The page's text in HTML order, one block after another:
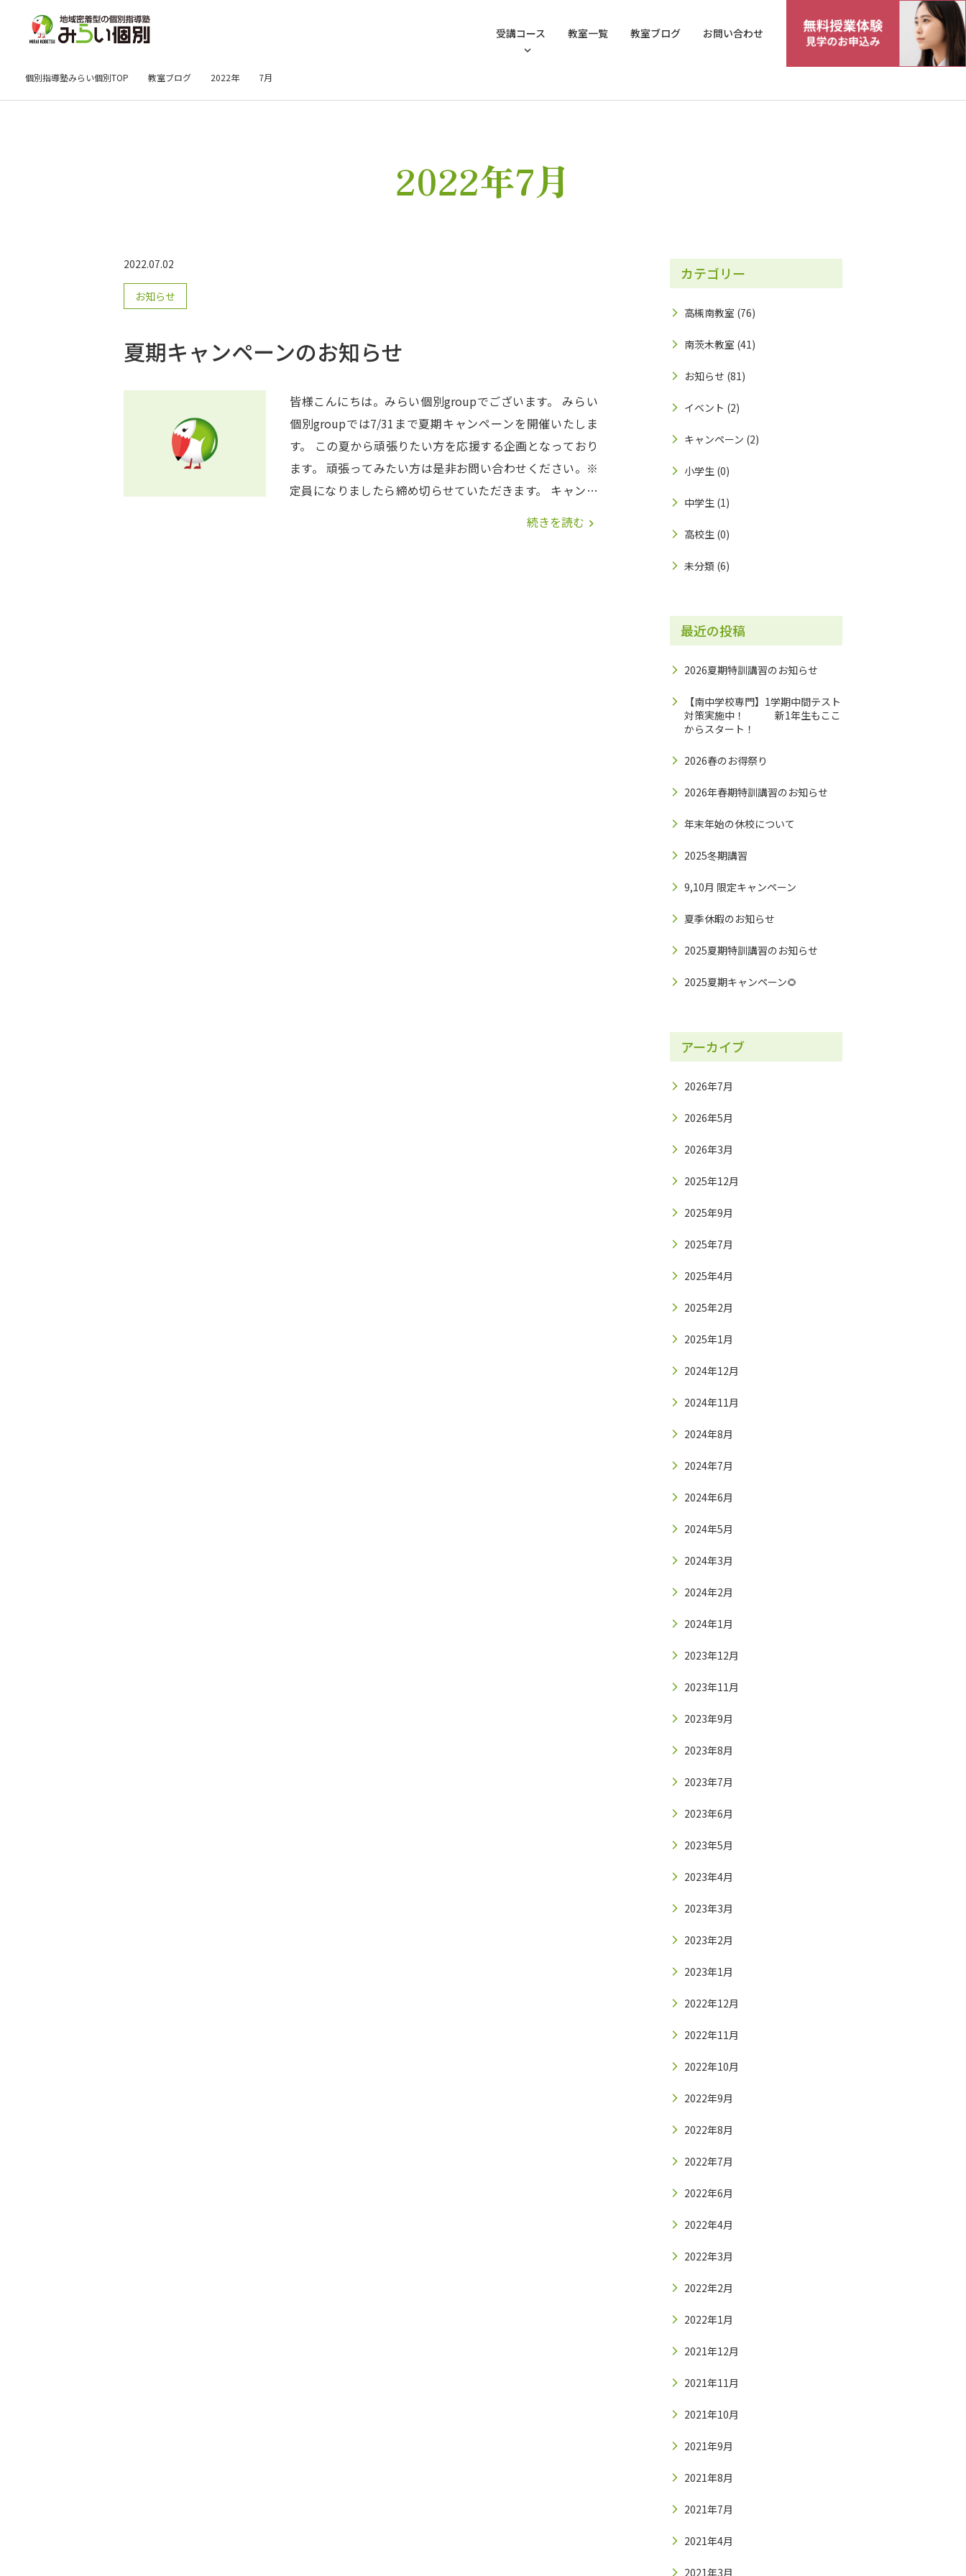
受講コース 教室一覧 教室ブログ お問い合わせ
個別指導塾みらい個別TOP 教室ブログ 2022年 7月
2022年7月
2022.07.02
お知らせ
夏期キャンペーンのお知らせ
皆様こんにちは。みらい個別groupでございます。 みらい
個別groupでは7/31まで夏期キャンペーンを開催いたしま
す。 この夏から頑張りたい方を応援する企画となっており
ます。 頑張ってみたい方は是非お問い合わせください。※
定員になりましたら締め切らせていただきます。 キャンペ
続きを読む navigate_next
カテゴリー
高槻南教室 (76)
南茨木教室 (41)
お知らせ (81)
イベント (2)
キャンペーン (2)
小学生 (0)
中学生 (1)
高校生 (0)
未分類 (6)
最近の投稿
2026夏期特訓講習のお知らせ
【南中学校専門】1学期中間テスト
対策実施中！ 新1年生もここ
からスタート！
2026春のお得祭り
2026年春期特訓講習のお知らせ
年末年始の休校について
2025冬期講習
9,10月 限定キャンペーン
夏季休暇のお知らせ
2025夏期特訓講習のお知らせ
2025夏期キャンペーン🌻
アーカイブ
2026年7月
2026年5月
2026年3月
2025年12月
2025年9月
2025年7月
2025年4月
2025年2月
2025年1月
2024年12月
2024年11月
2024年8月
2024年7月
2024年6月
2024年5月
2024年3月
2024年2月
2024年1月
2023年12月
2023年11月
2023年9月
2023年8月
2023年7月
2023年6月
2023年5月
2023年4月
2023年3月
2023年2月
2023年1月
2022年12月
2022年11月
2022年10月
2022年9月
2022年8月
2022年7月
2022年6月
2022年4月
2022年3月
2022年2月
2022年1月
2021年12月
2021年11月
2021年10月
2021年9月
2021年8月
2021年7月
2021年4月
2021年3月